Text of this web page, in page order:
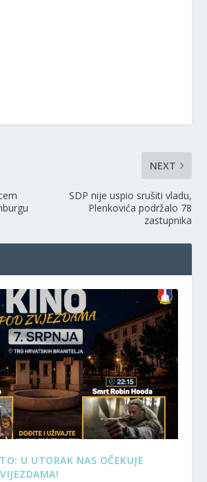
NEXT
SDP nije uspio srušiti vladu,
Plenkovića podržalo 78
zastupnika
U UTORAK NAS OČEKUJE